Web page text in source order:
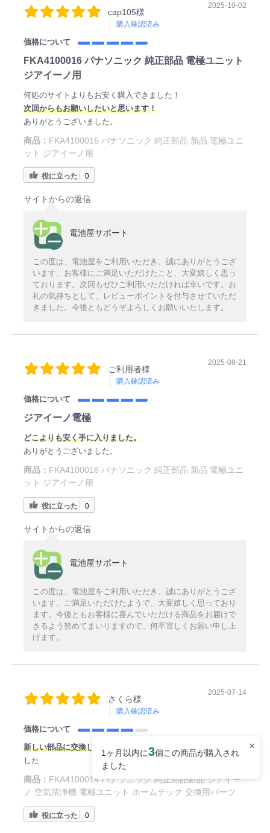
×
1ヶ月以内に3個この商品が購入され
ました
cap105様
購入確認済み
2025-10-02
価格について
FKA4100016 パナソニック 純正部品 電極ユニット
ジアイーノ用
何処のサイトよりもお安く購入できました！
次回からもお願いしたいと思います！
ありがとうございました。
商品： FKA4100016 パナソニック 純正部品 新品 電極ユニ
ット ジアイーノ用
役に立った 0
サイトからの返信
電池屋サポート
この度は、電池屋をご利用いただき、誠にありがとうござ
います。お客様にご満足いただけたこと、大変嬉しく思っ
ております。次回もぜひご利用いただければ幸いです。お
礼の気持ちとして、レビューポイントを付与させていただ
きました。今後ともどうぞよろしくお願いいたします。
ご利用者様
購入確認済み
2025-08-21
価格について
ジアイーノ電極
どこよりも安く手に入りました。
ありがとうございました。
商品： FKA4100016 パナソニック 純正部品 新品 電極ユニ
ット ジアイーノ用
役に立った 0
サイトからの返信
電池屋サポート
この度は、電池屋をご利用いただき、誠にありがとうござ
います。ご満足いただけたようで、大変嬉しく思っており
ます。今後ともお客様に喜んでいただける商品をお届けで
きるよう努めてまいりますので、何卒宜しくお願い申し上
げます。
さくら様
購入確認済み
2025-07-14
価格について
新しい部品に交換したら調子よく働いてくれてます。助かりま
した
商品： FKA4100014 パナソニック 純正部品新品 ジアイー
ノ 空気清浄機 電極ユニット ホームテック 交換用パーツ
役に立った 0